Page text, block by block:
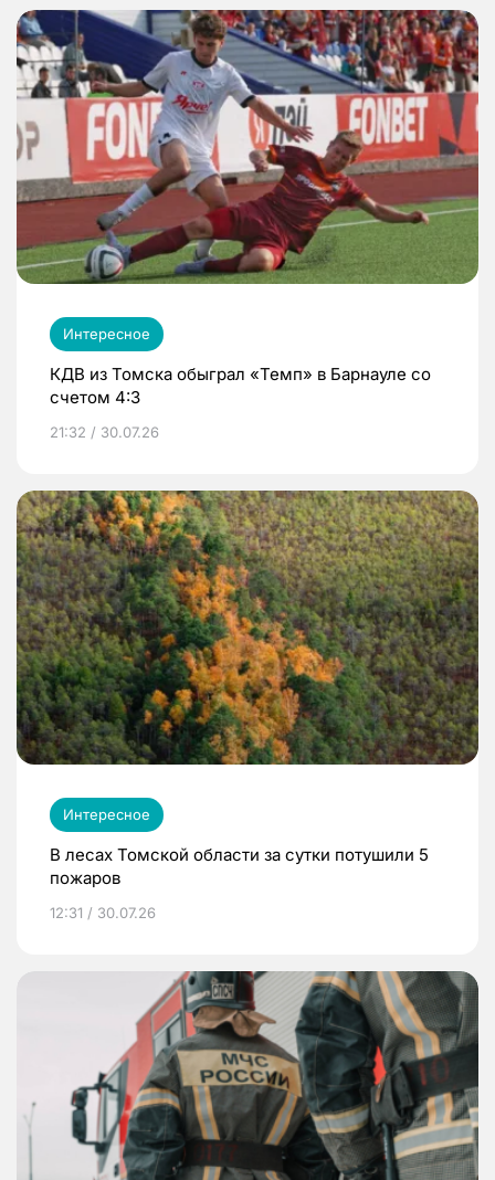
Интересное
КДВ из Томска обыграл «Темп» в Барнауле со
счетом 4:3
21:32 / 30.07.26
Интересное
В лесах Томской области за сутки потушили 5
пожаров
12:31 / 30.07.26